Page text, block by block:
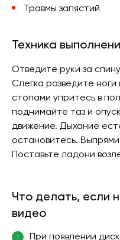
Травмы запястий
Техника
Отведите руки за
Слегка разведите
стопами упритесь в
поднимайте таз и
движение. Дыхание
остановитесь.
Поставьте ладони
Что делать, если
видео
1
При появлении